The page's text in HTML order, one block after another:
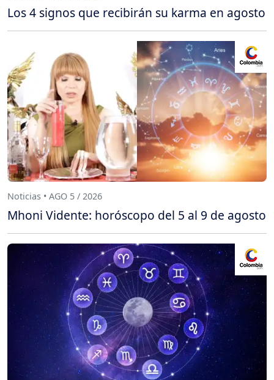
Los 4 signos que recibirán su karma en agosto
Noticias • AGO 5 / 2026
Mhoni Vidente: horóscopo del 5 al 9 de agosto